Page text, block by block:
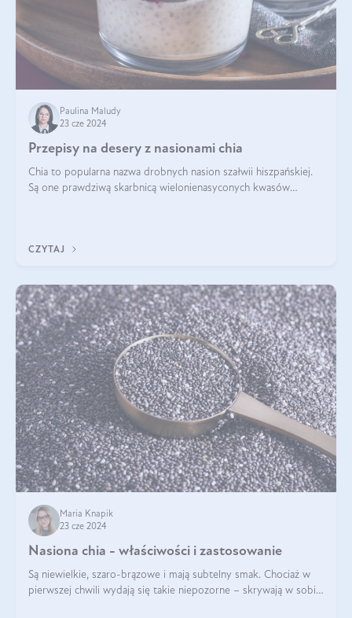
Paulina Maludy
23 cze 2024
Przepisy na desery z nasionami chia
Chia to popularna nazwa drobnych nasion szałwii hiszpańskiej.
Są one prawdziwą skarbnicą wielonienasyconych kwasów
CZYTAJ
Maria Knapik
23 cze 2024
Nasiona chia - właściwości i zastosowanie
Są niewielkie, szaro-brązowe i mają subtelny smak. Chociaż w
pierwszej chwili wydają się takie niepozorne – skrywają w sobie